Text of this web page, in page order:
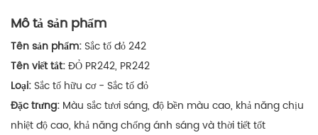
Mô tả sản phẩm
Tên sản phẩm: Sắc tố đỏ 242
Tên viết tắt:ĐỎ PR242, PR242
Loại: Sắc tố hữu cơ - Sắc tố đỏ
Đặc trưng: Màu sắc tươi sáng, độ bền màu cao, khả năng chịu
nhiệt độ cao, khả năng chống ánh sáng và thời tiết tốt